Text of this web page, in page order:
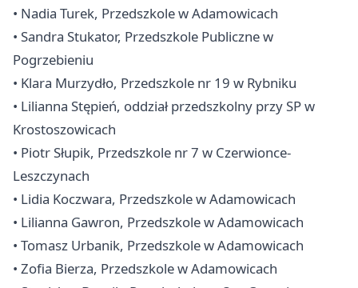
• Nadia Turek, Przedszkole w Adamowicach
• Sandra Stukator, Przedszkole Publiczne w
Pogrzebieniu
• Klara Murzydło, Przedszkole nr 19 w Rybniku
• Lilianna Stępień, oddział przedszkolny przy SP w
Krostoszowicach
• Piotr Słupik, Przedszkole nr 7 w Czerwionce-
Leszczynach
• Lidia Koczwara, Przedszkole w Adamowicach
• Lilianna Gawron, Przedszkole w Adamowicach
• Tomasz Urbanik, Przedszkole w Adamowicach
• Zofia Bierza, Przedszkole w Adamowicach